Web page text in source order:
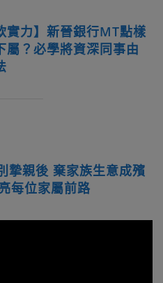
實力】新晉銀行MT點樣
屬？必學將資深同事由
摯親後 棄家族生意成殯
每位家屬前路